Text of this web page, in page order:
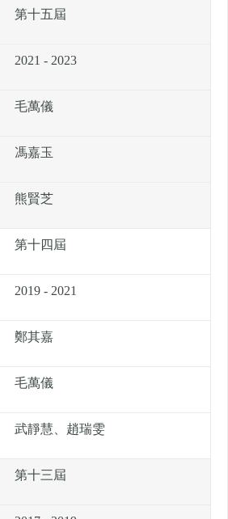
第十五屆
2021 - 2023
毛萬儀
馮嘉玉
熊賢芝
第十四屆
2019 - 2021
鄭其嘉
毛萬儀
武靜慧、趙瑞雯
第十三屆